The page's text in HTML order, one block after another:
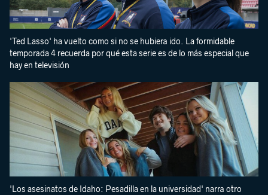
'Ted Lasso' ha vuelto como si no se hubiera ido. La formidable
temporada 4 recuerda por qué esta serie es de lo más especial que
hay en televisión
'Los asesinatos de Idaho: Pesadilla en la universidad' narra otro